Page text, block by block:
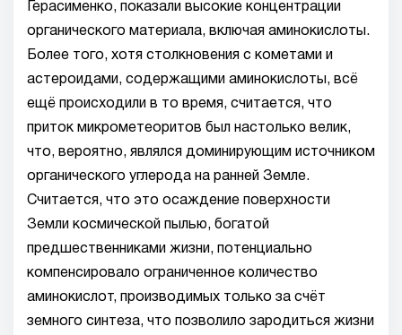
Герасименко, показали высокие концентрации
органического материала, включая аминокислоты.
Более того, хотя столкновения с кометами и
астероидами, содержащими аминокислоты, всё
ещё происходили в то время, считается, что
приток микрометеоритов был настолько велик,
что, вероятно, являлся доминирующим источником
органического углерода на ранней Земле.
Считается, что это осаждение поверхности
Земли космической пылью, богатой
предшественниками жизни, потенциально
компенсировало ограниченное количество
аминокислот, производимых только за счёт
земного синтеза, что позволило зародиться жизни